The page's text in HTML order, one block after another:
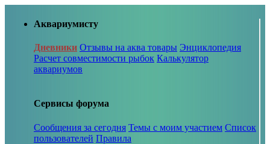
Аквариумисту
Дневники Отзывы на аква товары Энциклопедия
Расчет совместимости рыбок Калькулятор
аквариумов
Сервисы форума
Сообщения за сегодня Темы с моим участием Список
пользователей Правила